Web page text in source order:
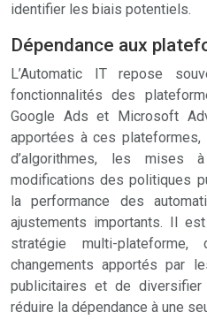
identifier les biais potentiels.
Dépendance aux
L’Automatic IT repose
fonctionnalités des
Google Ads et Microsoft
apportées à ces
d’algorithmes, les
modifications des politiques
la performance des
ajustements importants. Il
stratégie multi-
changements apportés par
publicitaires et de
réduire la dépendance à une